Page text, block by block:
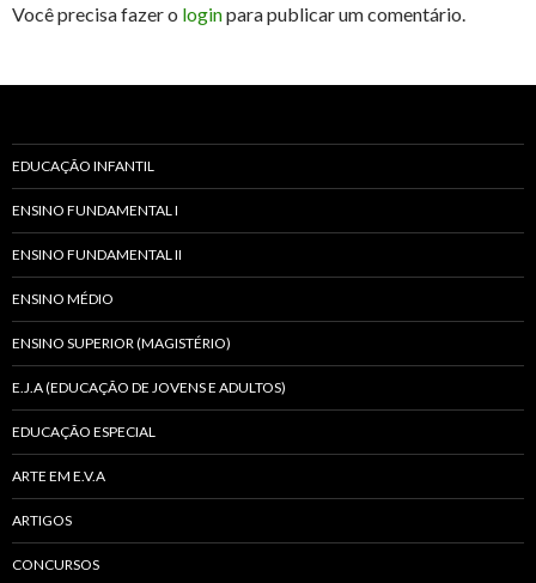
Você precisa fazer o loginpara publicar um comentário.
EDUCAÇÃO INFANTIL
ENSINO FUNDAMENTAL I
ENSINO FUNDAMENTAL II
ENSINO MÉDIO
ENSINO SUPERIOR (MAGISTÉRIO)
E.J.A (EDUCAÇÃO DE JOVENS E ADULTOS)
EDUCAÇÃO ESPECIAL
ARTE EM E.V.A
ARTIGOS
CONCURSOS